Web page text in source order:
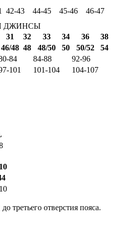
42-43 44-45 45-46
46-47
ДЖИНСЫ
31 32 33 34 36
38
46/48 48 48/50 50 50/52
54
84 84-88
92-96
101 101-104
104-107
третьего отверстия пояса.